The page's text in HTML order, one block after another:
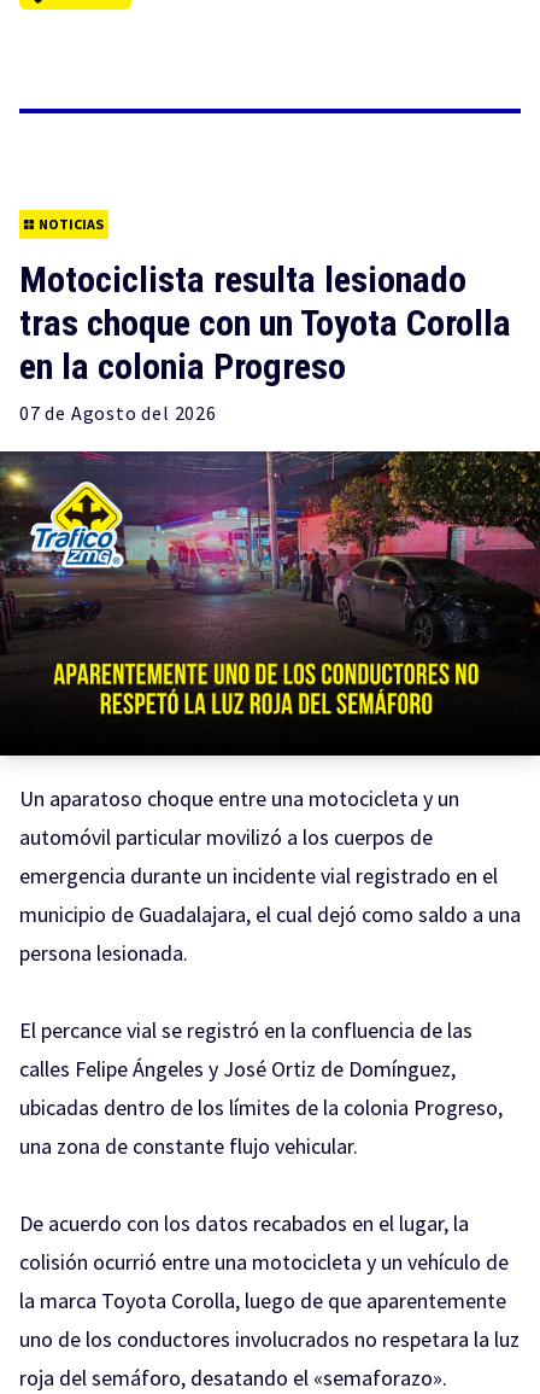
NOTICIAS
Motociclista resulta lesionado
tras choque con un Toyota Corolla
en la colonia Progreso
07 de Agosto del 2026
Un aparatoso choque entre una motocicleta y un
automóvil particular movilizó a los cuerpos de
emergencia durante un incidente vial registrado en el
municipio de Guadalajara, el cual dejó como saldo a una
persona lesionada.
El percance vial se registró en la confluencia de las
calles Felipe Ángeles y José Ortiz de Domínguez,
ubicadas dentro de los límites de la colonia Progreso,
una zona de constante flujo vehicular.
De acuerdo con los datos recabados en el lugar, la
colisión ocurrió entre una motocicleta y un vehículo de
la marca Toyota Corolla, luego de que aparentemente
uno de los conductores involucrados no respetara la luz
roja del semáforo, desatando el «semaforazo».